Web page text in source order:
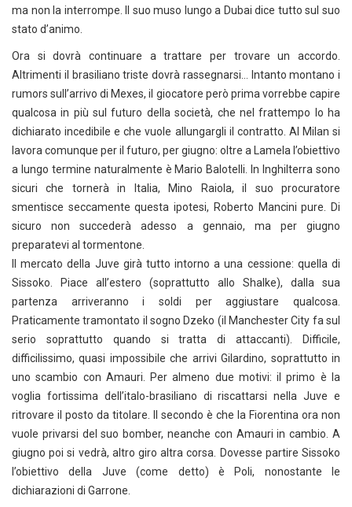
ma non la interrompe. Il suo muso lungo a Dubai dice tutto sul suo
stato d’animo.
Ora si dovrà continuare a trattare per trovare un accordo.
Altrimenti il brasiliano triste dovrà rassegnarsi… Intanto montano i
rumors sull’arrivo di Mexes, il giocatore però prima vorrebbe capire
qualcosa in più sul futuro della società, che nel frattempo lo ha
dichiarato incedibile e che vuole allungargli il contratto. Al Milan si
lavora comunque per il futuro, per giugno: oltre a Lamela l’obiettivo
a lungo termine naturalmente è Mario Balotelli. In Inghilterra sono
sicuri che tornerà in Italia, Mino Raiola, il suo procuratore
smentisce seccamente questa ipotesi, Roberto Mancini pure. Di
sicuro non succederà adesso a gennaio, ma per giugno
preparatevi al tormentone.
Il mercato della Juve girà tutto intorno a una cessione: quella di
Sissoko. Piace all’estero (soprattutto allo Shalke), dalla sua
partenza arriveranno i soldi per aggiustare qualcosa.
Praticamente tramontato il sogno Dzeko (il Manchester City fa sul
serio soprattutto quando si tratta di attaccanti). Difficile,
difficilissimo, quasi impossibile che arrivi Gilardino, soprattutto in
uno scambio con Amauri. Per almeno due motivi: il primo è la
voglia fortissima dell’italo-brasiliano di riscattarsi nella Juve e
ritrovare il posto da titolare. Il secondo è che la Fiorentina ora non
vuole privarsi del suo bomber, neanche con Amauri in cambio. A
giugno poi si vedrà, altro giro altra corsa. Dovesse partire Sissoko
l’obiettivo della Juve (come detto) è Poli, nonostante le
dichiarazioni di Garrone.